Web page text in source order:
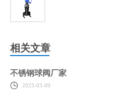
相关文章
不锈钢球阀厂家
2023-03-09